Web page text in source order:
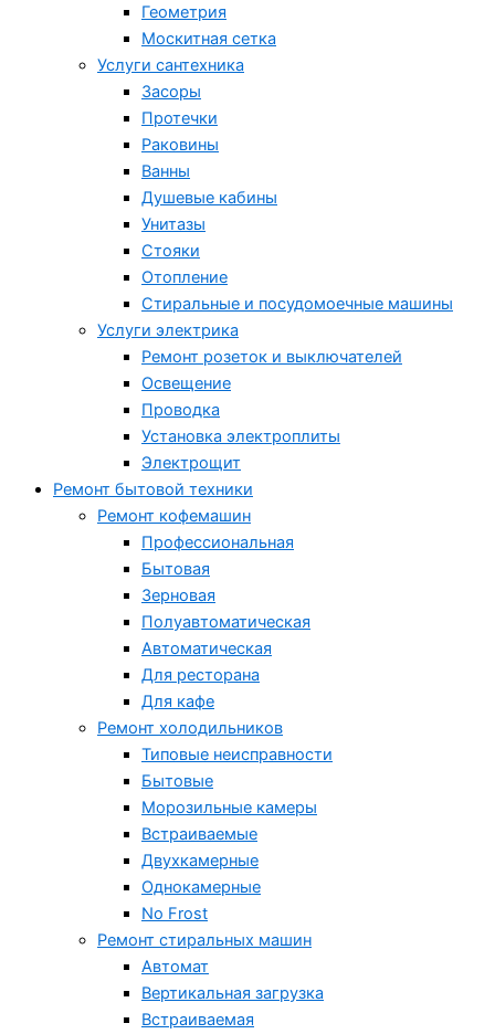
Геометрия
Москитная сетка
Услуги сантехника
Засоры
Протечки
Раковины
Ванны
Душевые кабины
Унитазы
Стояки
Отопление
Стиральные и посудомоечные машины
Услуги электрика
Ремонт розеток и выключателей
Освещение
Проводка
Установка электроплиты
Электрощит
Ремонт бытовой техники
Ремонт кофемашин
Профессиональная
Бытовая
Зерновая
Полуавтоматическая
Автоматическая
Для ресторана
Для кафе
Ремонт холодильников
Типовые неисправности
Бытовые
Морозильные камеры
Встраиваемые
Двухкамерные
Однокамерные
No Frost
Ремонт стиральных машин
Автомат
Вертикальная загрузка
Встраиваемая